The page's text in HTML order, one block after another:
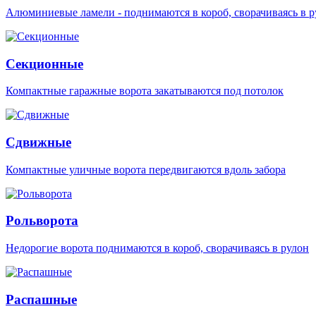
Алюминиевые ламели - поднимаются в короб, сворачиваясь в
Секционные
Компактные гаражные ворота закатываются под потолок
Сдвижные
Компактные уличные ворота передвигаются вдоль забора
Рольворота
Недорогие ворота поднимаются в короб, сворачиваясь в рулон
Распашные